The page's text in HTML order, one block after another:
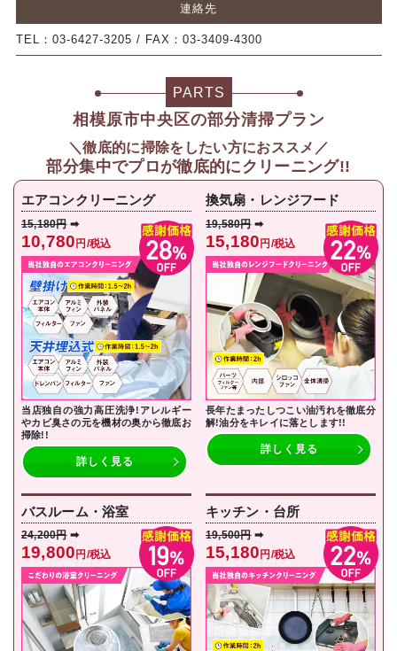
連絡先
TEL：03-6427-3205 / FAX：03-3409-4300
PARTS
相模原市中央区の部分清掃プラン
＼徹底的に掃除をしたい方におススメ／
部分集中でプロが徹底的にクリーニング!!
エアコンクリーニング
15,180円 ➡
10,780円/税込
当店独自の強力高圧洗浄!アレルギー
やカビ臭さの元を機材の奥から徹底お
掃除!!
詳しく見る
換気扇・レンジフード
19,580円 ➡
15,180円/税込
長年たまったしつこい油汚れを徹底分
解!油分をキレイに落とし ます!!
詳しく見る
バスルーム・浴室
24,200円 ➡
19,800 円/税込
キッチン・台所
19,500円 ➡
15,180 円/税込